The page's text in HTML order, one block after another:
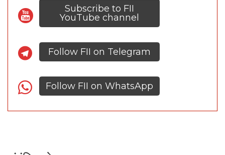
Subscribe to FII
YouTube channel
Follow FII on Telegram
Follow FII on WhatsApp